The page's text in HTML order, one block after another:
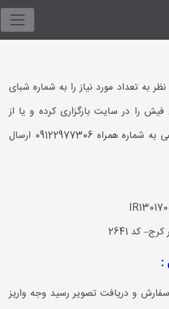
به تعداد مورد نیاز را به شماره شبای
را در سایت بارگزاری کرده و یا از
طریق شبکه های اجتماعی به شماره همراه 09122977306 ارسال
کد 2641
و دریافت تصویر رسید وجه واریز